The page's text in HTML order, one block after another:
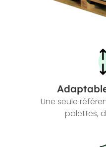
Une seule
palettes,